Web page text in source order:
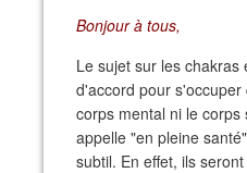
Bonjour à tous,
Le sujet sur les
d'accord pour
corps mental ni le
appelle "en pleine
subtil. En effet, ils